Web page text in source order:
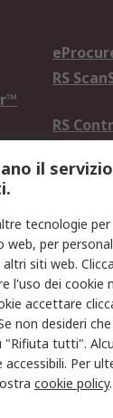
RS
RS
Termini
servizio
il
tecnologie per
per
siti web.
l'uso dei cookie
accettare
non desideri
"Rifiuta tutti".
Per
cookie policy.